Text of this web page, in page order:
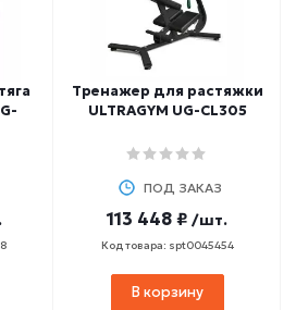
Тренажер для растяжки
ULTRAGYM UG-CL305
ПОД ЗАКАЗ
113 448 ₽ /шт.
Код товара: spt0045454
В корзину